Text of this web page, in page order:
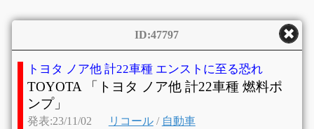
ID:47797
トヨタ ノア他 計22車種 エンストに至る恐れ
TOYOTA 「トヨタ ノア他 計22車種 燃料ポ
ンプ」
発表:23/11/02 リコール/ 自動車